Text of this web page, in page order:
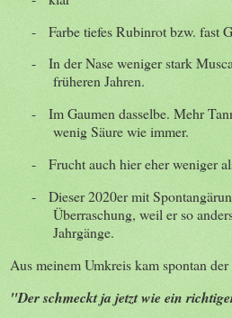
-
Farbe tiefes Rubinrot bzw. fast
-
In der Nase weniger stark
früheren Jahren.
-
Im Gaumen dasselbe. Mehr
wenig Säure wie immer.
-
Frucht auch hier eher weniger
-
Dieser 2020er mit
Überraschung, weil er so
Jahrgänge.
Aus meinem Umkreis kam spontan
"Der schmeckt ja jetzt wie ein